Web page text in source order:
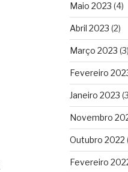
Maio 2023 (4)
Abril 2023 (2)
Março 2023 (3)
Fevereiro
Janeiro 2023
Novembro
Outubro 2022
Fevereiro